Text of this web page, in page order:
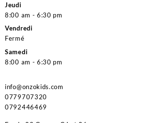
Jeudi
8:00 am - 6:30 pm
Vendredi
Fermé
Samedi
8:00 am - 6:30 pm
info@onzokids.com
0779707320
0792446469